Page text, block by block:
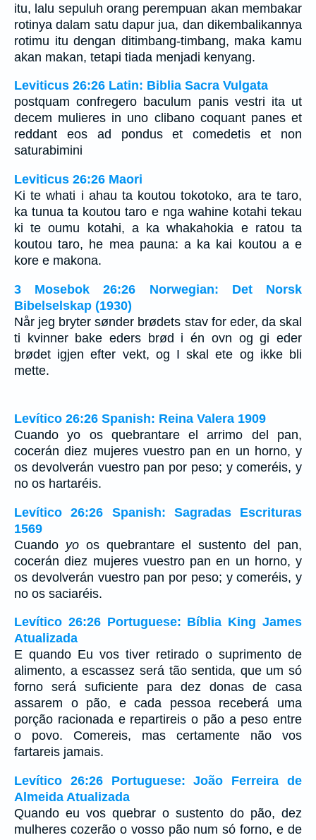
itu, lalu sepuluh orang perempuan akan membakar
rotinya dalam satu dapur jua, dan dikembalikannya
rotimu itu dengan ditimbang-timbang, maka kamu
akan makan, tetapi tiada menjadi kenyang.
Leviticus 26:26 Latin: Biblia Sacra Vulgata
postquam confregero baculum panis vestri ita ut
decem mulieres in uno clibano coquant panes et
reddant eos ad pondus et comedetis et non
saturabimini
Leviticus 26:26 Maori
Ki te whati i ahau ta koutou tokotoko, ara te taro,
ka tunua ta koutou taro e nga wahine kotahi tekau
ki te oumu kotahi, a ka whakahokia e ratou ta
koutou taro, he mea pauna: a ka kai koutou a e
kore e makona.
3 Mosebok 26:26 Norwegian: Det Norsk
Bibelselskap (1930)
Når jeg bryter sønder brødets stav for eder, da skal
ti kvinner bake eders brød i én ovn og gi eder
brødet igjen efter vekt, og I skal ete og ikke bli
mette.
Levítico 26:26 Spanish: Reina Valera 1909
Cuando yo os quebrantare el arrimo del pan,
cocerán diez mujeres vuestro pan en un horno, y
os devolverán vuestro pan por peso; y comeréis, y
no os hartaréis.
Levítico 26:26 Spanish: Sagradas Escrituras
1569
Cuando yoos quebrantare el sustento del pan,
cocerán diez mujeres vuestro pan en un horno, y
os devolverán vuestro pan por peso; y comeréis, y
no os saciaréis.
Levítico 26:26 Portuguese: Bíblia King James
Atualizada
E quando Eu vos tiver retirado o suprimento de
alimento, a escassez será tão sentida, que um só
forno será suficiente para dez donas de casa
assarem o pão, e cada pessoa receberá uma
porção racionada e repartireis o pão a peso entre
o povo. Comereis, mas certamente não vos
fartareis jamais.
Levítico 26:26 Portuguese: João Ferreira de
Almeida Atualizada
Quando eu vos quebrar o sustento do pão, dez
mulheres cozerão o vosso pão num só forno, e de